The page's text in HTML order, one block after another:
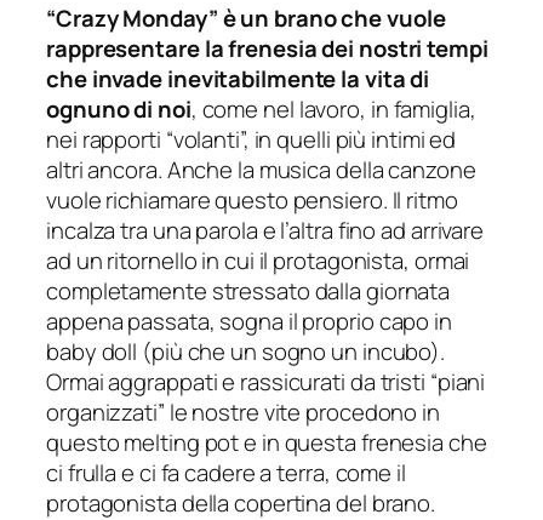
“Crazy Monday” è un brano che vuole
rappresentare la frenesia dei nostri tempi
che invade inevitabilmente la vita di
ognuno di noi, come nel lavoro, in famiglia,
nei rapporti “volanti”, in quelli più intimi ed
altri ancora. Anche la musica della canzone
vuole richiamare questo pensiero. Il ritmo
incalza tra una parola e l’altra fino ad arrivare
ad un ritornello in cui il protagonista, ormai
completamente stressato dalla giornata
appena passata, sogna il proprio capo in
baby doll (più che un sogno un incubo).
Ormai aggrappati e rassicurati da tristi “piani
organizzati” le nostre vite procedono in
questo melting pot e in questa frenesia che
ci frulla e ci fa cadere a terra, come il
protagonista della copertina del brano.